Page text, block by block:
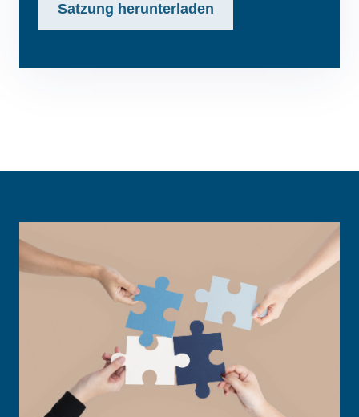
Satzung herunterladen